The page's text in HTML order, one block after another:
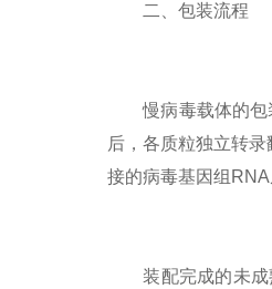
二、包装流程
慢病毒载体的包装
后，各质粒独立转
接的病毒基因组
装配完成的未成熟